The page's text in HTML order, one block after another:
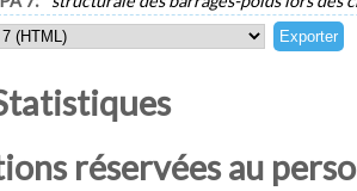
réservées au